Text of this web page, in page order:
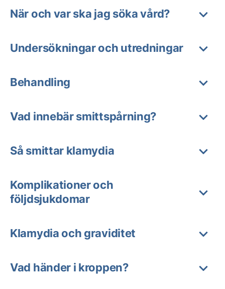
När och var ska jag söka vård?
Undersökningar och utredningar
Behandling
Vad innebär smittspårning?
Så smittar klamydia
Komplikationer och
följdsjukdomar
Klamydia och graviditet
Vad händer i kroppen?